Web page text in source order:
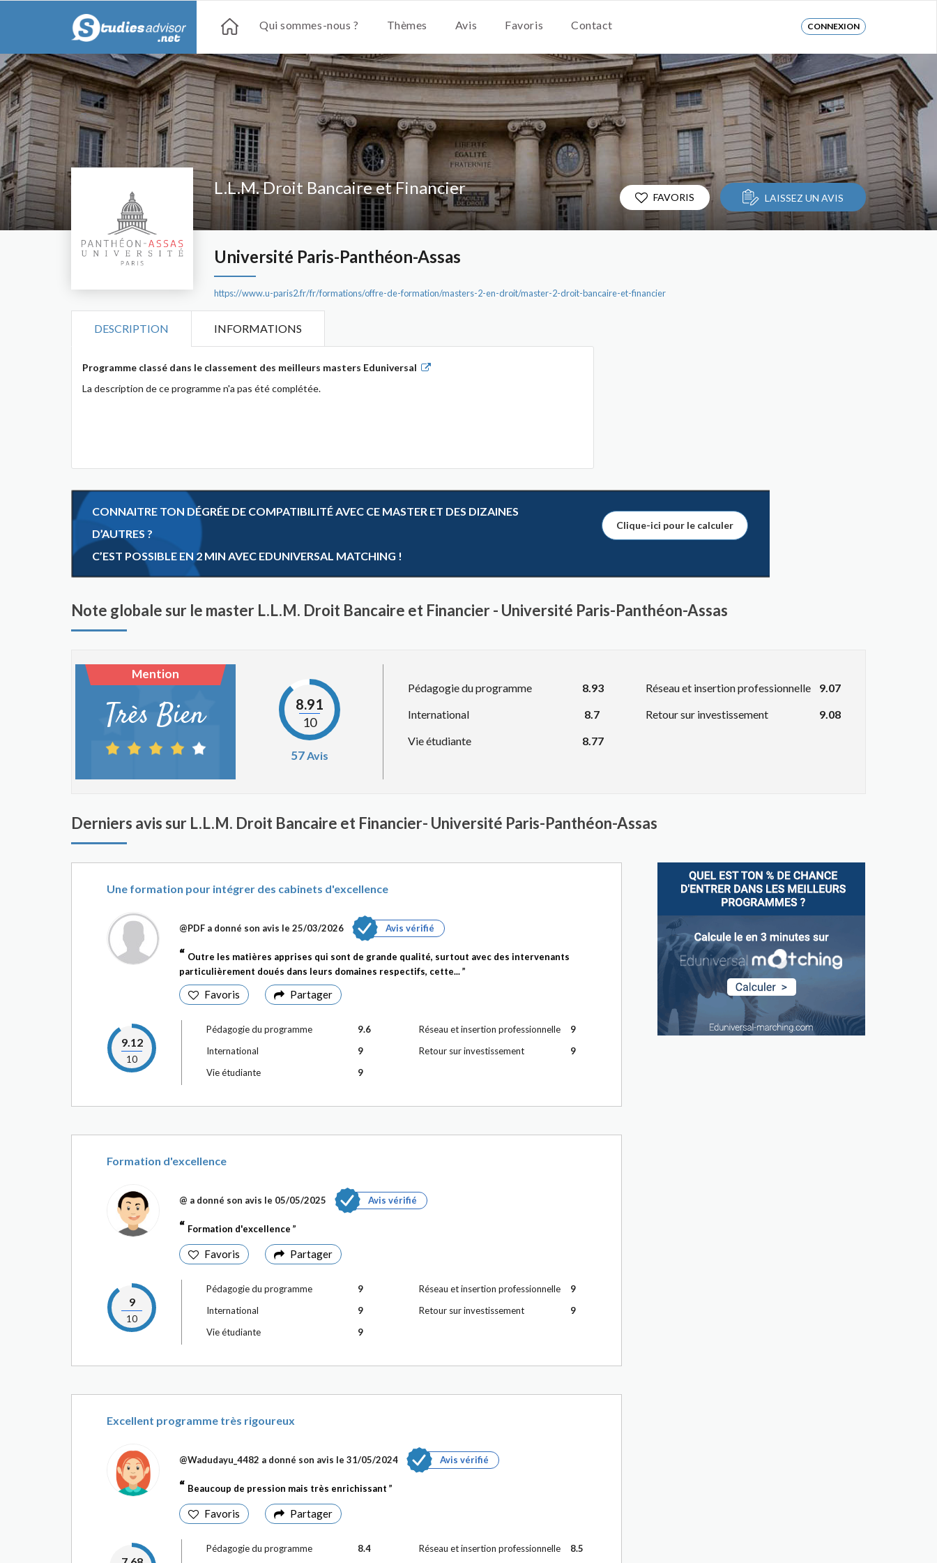
Qui sommes-nous ? Thèmes Avis Favoris Contact CONNEXION
L.L.M. Droit Bancaire et Financier
Université Paris-Panthéon-Assas
https://www.u-paris2.fr/fr/formations/offre-de-formation/masters-2-en-droit/master-2-droit-bancaire-et-financier
FAVORIS LAISSEZ UN AVIS
DESCRIPTION INFORMATIONS
Programme classé dans le classement des meilleurs masters Eduniversal
La description de ce programme n'a pas été complétée.
CONNAITRE TON DÉGRÉE DE COMPATIBILITÉ AVEC CE MASTER ET DES DIZAINES
D’AUTRES ?
C’EST POSSIBLE EN 2 MIN AVEC EDUNIVERSAL MATCHING !
Clique-ici pour le calculer
Note globale sur le master L.L.M. Droit Bancaire et Financier - Université Paris-Panthéon-Assas
Mention
Très Bien 8.91
10
57 Avis
Pédagogie du programme
8.93
International
8.7
Vie étudiante
8.77
Réseau et insertion professionnelle
9.07
Retour sur investissement
9.08
Derniers avis sur L.L.M. Droit Bancaire et Financier- Université Paris-Panthéon-Assas
Une formation pour intégrer des cabinets d'excellence
@PDF a donné son avis le 25/03/2026 Avis vérifié
Outre les matières apprises qui sont de grande qualité, surtout avec des intervenants
particulièrement doués dans leurs domaines respectifs, cette...
Favoris Partager
9.12
10
Pédagogie du programme
9.6
International
9
Vie étudiante
9
Réseau et insertion professionnelle
9
Retour sur investissement
9
Formation d'excellence
@ a donné son avis le 05/05/2025 Avis vérifié
Formation d'excellence
Favoris Partager
9
10
Pédagogie du programme
9
International
9
Vie étudiante
9
Réseau et insertion professionnelle
9
Retour sur investissement
9
Excellent programme très rigoureux
@Wadudayu_4482 a donné son avis le 31/05/2024 Avis vérifié
Beaucoup de pression mais très enrichissant
Favoris Partager
Pédagogie du programme 8.4 Réseau et insertion professionnelle 8.5